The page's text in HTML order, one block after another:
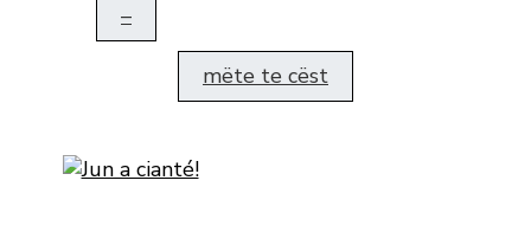
–
mëte te cëst